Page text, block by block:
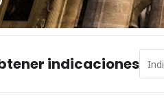
indicaciones